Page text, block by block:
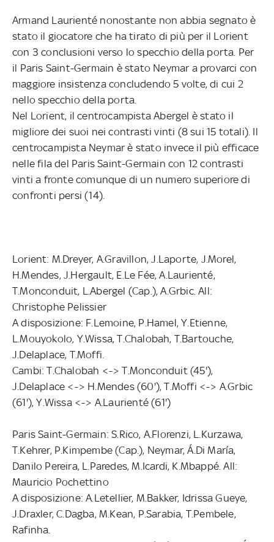
Armand Laurienté nonostante non abbia segnato è
stato il giocatore che ha tirato di più per il Lorient
con 3 conclusioni verso lo specchio della porta. Per
il Paris Saint-Germain è stato Neymar a provarci con
maggiore insistenza concludendo 5 volte, di cui 2
nello specchio della porta.
Nel Lorient, il centrocampista Abergel è stato il
migliore dei suoi nei contrasti vinti (8 sui 15 totali). Il
centrocampista Neymar è stato invece il più efficace
nelle fila del Paris Saint-Germain con 12 contrasti
vinti a fronte comunque di un numero superiore di
confronti persi (14).
Lorient: M.Dreyer, A.Gravillon, J.Laporte, J.Morel,
H.Mendes, J.Hergault, E.Le Fée, A.Laurienté,
T.Monconduit, L.Abergel (Cap.), A.Grbic. All:
Christophe Pelissier
A disposizione: F.Lemoine, P.Hamel, Y.Etienne,
L.Mouyokolo, Y.Wissa, T.Chalobah, T.Bartouche,
J.Delaplace, T.Moffi.
Cambi: T.Chalobah <-> T.Monconduit (45'),
J.Delaplace <-> H.Mendes (60'), T.Moffi <-> A.Grbic
(61'), Y.Wissa <-> A.Laurienté (61')
Paris Saint-Germain: S.Rico, A.Florenzi, L.Kurzawa,
T.Kehrer, P.Kimpembe (Cap.), Neymar, Á.Di María,
Danilo Pereira, L.Paredes, M.Icardi, K.Mbappé. All:
Mauricio Pochettino
A disposizione: A.Letellier, M.Bakker, Idrissa Gueye,
J.Draxler, C.Dagba, M.Kean, P.Sarabia, T.Pembele,
Rafinha.